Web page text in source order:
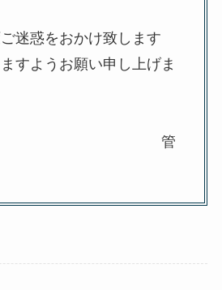
迷惑をおかけ致します
すようお願い申し上げま